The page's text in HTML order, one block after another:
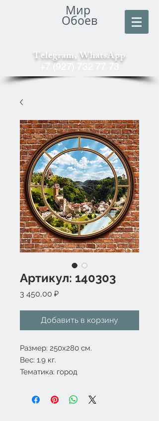
Мир
Обоев
Telegram, WhatsApp
+7 (927) 732 77 73
Артикул: 140303
3 450,00 ₽Цена
Добавить в корзину
Размер: 250x280 см.
Вес: 1.9 кг.
Тематика: город